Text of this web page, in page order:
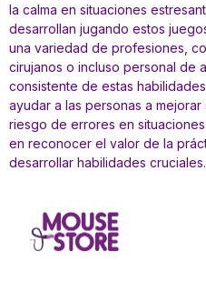
la calma en situaciones
desarrollan jugando estos
una variedad de profesiones,
cirujanos o incluso personal de
consistente de estas
ayudar a las personas a
riesgo de errores en
en reconocer el valor de la
desarrollar habilidades cruciales.